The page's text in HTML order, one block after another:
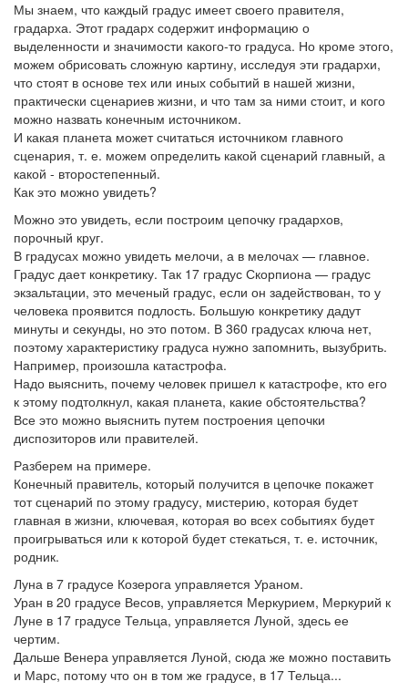
Мы знаем, что каждый градус имеет своего правителя,
градарха. Этот градарх содержит информацию о
выделенности и значимости какого-то градуса. Но кроме этого,
можем обрисовать сложную картину, исследуя эти градархи,
что стоят в основе тех или иных событий в нашей жизни,
практически сценариев жизни, и что там за ними стоит, и кого
можно назвать конечным источником.
И какая планета может считаться источником главного
сценария, т. е. можем определить какой сценарий главный, а
какой - второстепенный.
Как это можно увидеть?
Можно это увидеть, если построим цепочку градархов,
порочный круг.
В градусах можно увидеть мелочи, а в мелочах — главное.
Градус дает конкретику. Так 17 градус Скорпиона — градус
экзальтации, это меченый градус, если он задействован, то у
человека проявится подлость. Большую конкретику дадут
минуты и секунды, но это потом. В 360 градусах ключа нет,
поэтому характеристику градуса нужно запомнить, вызубрить.
Например, произошла катастрофа.
Надо выяснить, почему человек пришел к катастрофе, кто его
к этому подтолкнул, какая планета, какие обстоятельства?
Все это можно выяснить путем построения цепочки
диспозиторов или правителей.
Разберем на примере.
Конечный правитель, который получится в цепочке покажет
тот сценарий по этому градусу, мистерию, которая будет
главная в жизни, ключевая, которая во всех событиях будет
проигрываться или к которой будет стекаться, т. е. источник,
родник.
Луна в 7 градусе Козерога управляется Ураном.
Уран в 20 градусе Весов, управляется Меркурием, Меркурий к
Луне в 17 градусе Тельца, управляется Луной, здесь ее
чертим.
Дальше Венера управляется Луной, сюда же можно поставить
и Марс, потому что он в том же градусе, в 17 Тельца...